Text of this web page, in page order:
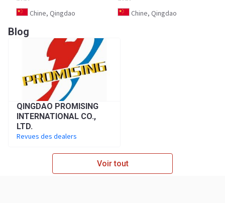
Chine, Qingdao
Chine, Qingdao
Blog
QINGDAO PROMISING
INTERNATIONAL CO.,
LTD.
Revues des dealers
Voir tout